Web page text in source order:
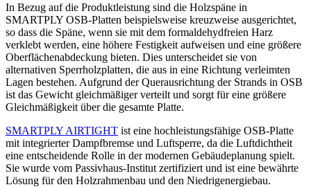
In Bezug auf die Produktleistung sind die Holzspäne in
SMARTPLY OSB-Platten beispielsweise kreuzweise ausgerichtet,
so dass die Späne, wenn sie mit dem formaldehydfreien Harz
verklebt werden, eine höhere Festigkeit aufweisen und eine größere
Oberflächenabdeckung bieten. Dies unterscheidet sie von
alternativen Sperrholzplatten, die aus in eine Richtung verleimten
Lagen bestehen. Aufgrund der Querausrichtung der Strands in OSB
ist das Gewicht gleichmäßiger verteilt und sorgt für eine größere
Gleichmäßigkeit über die gesamte Platte.
SMARTPLY AIRTIGHT ist eine hochleistungsfähige OSB-Platte
mit integrierter Dampfbremse und Luftsperre, da die Luftdichtheit
eine entscheidende Rolle in der modernen Gebäudeplanung spielt.
Sie wurde vom Passivhaus-Institut zertifiziert und ist eine bewährte
Lösung für den Holzrahmenbau und den Niedrigenergiebau.